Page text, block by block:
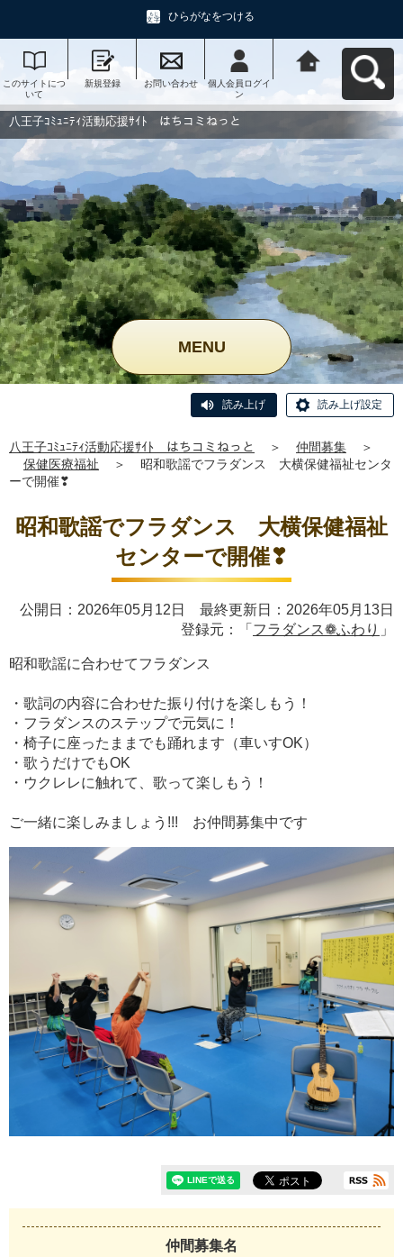
ひらがなをつける
このサイトにつ
いて
新規登録 お問い合わせ
個人会員ログイ
ン
動応援ｻｲﾄ はち
コミねっとへ戻
八王子ｺﾐｭﾆﾃｨ活動応援ｻｲﾄ はちコミねっと
MENU
読み上げ 読み上げ設定
八王子ｺﾐｭﾆﾃｨ活動応援ｻｲﾄ はちコミねっと ＞ 仲間募集
＞
保健医療福祉
＞
昭和歌謡でフラダンス 大横保健福祉センタ
ーで開催❣
昭和歌謡でフラダンス 大横保健福祉
センターで開催❣
公開日：2026年05月12日 最終更新日：2026年05月13日
登録元：「 フラダンス❁ふわり 」
昭和歌謡に合わせてフラダンス
・歌詞の内容に合わせた振り付けを楽しもう！
・フラダンスのステップで元気に！
・椅子に座ったままでも踊れます（車いすOK）
・歌うだけでもOK
・ウクレレに触れて、歌って楽しもう！
ご一緒に楽しみましょう!!! お仲間募集中です
仲間募集名